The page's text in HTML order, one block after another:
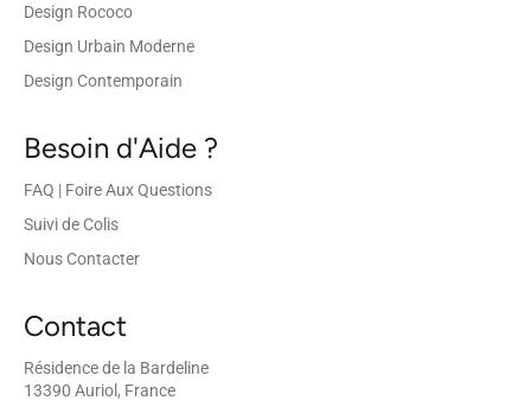
Design Rococo
Design Urbain Moderne
Design Contemporain
Besoin d'Aide ?
FAQ | Foire Aux Questions
Suivi de Colis
Nous Contacter
Contact
Résidence de la Bardeline
13390 Auriol, France